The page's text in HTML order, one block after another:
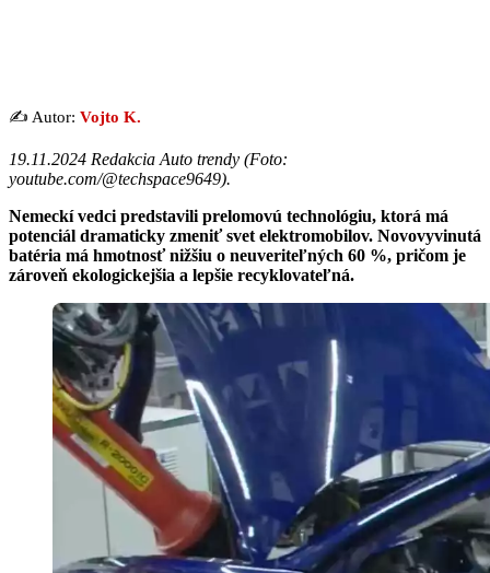
✍️ Autor: Vojto K.
19.11.2024 Redakcia Auto trendy (Foto:
youtube.com/@techspace9649).
Nemeckí vedci predstavili prelomovú technológiu, ktorá má
potenciál dramaticky zmeniť svet elektromobilov. Novovyvinutá
batéria má hmotnosť nižšiu o neuveriteľných 60 %, pričom je
zároveň ekologickejšia a lepšie recyklovateľná.